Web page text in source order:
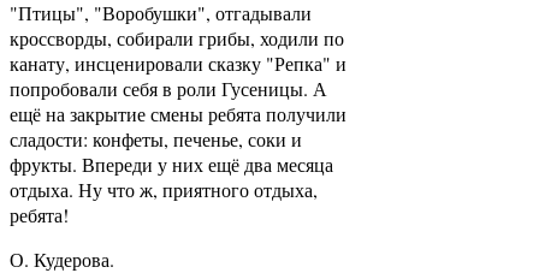
"Птицы", "Воробушки", отгадывали
кроссворды, собирали грибы, ходили по
канату, инсценировали сказку "Репка" и
попробовали себя в роли Гусеницы. А
ещё на закрытие смены ребята получили
сладости: конфеты, печенье, соки и
фрукты. Впереди у них ещё два месяца
отдыха. Ну что ж, приятного отдыха,
ребята!
О. Кудерова.